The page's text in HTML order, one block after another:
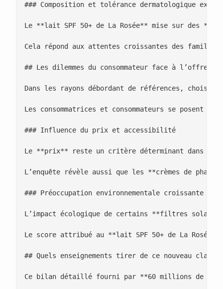
### Composition et tolérance dermatologique
Le **lait SPF 50+ de La Rosée** mise sur des
Cela répond aux attentes croissantes des
## Les dilemmes du consommateur face à l’offre
Dans les rayons débordant de références,
Les consommatrices et consommateurs se
### Influence du prix et accessibilité
Le **prix** reste un critère déterminant dans le
L’enquête révèle aussi que les **crèmes de
### Préoccupation environnementale croissante
L’impact écologique de certains **filtres
Le score attribué au **lait SPF 50+ de La
## Quels enseignements tirer de ce nouveau
Ce bilan détaillé fourni par **60 millions de